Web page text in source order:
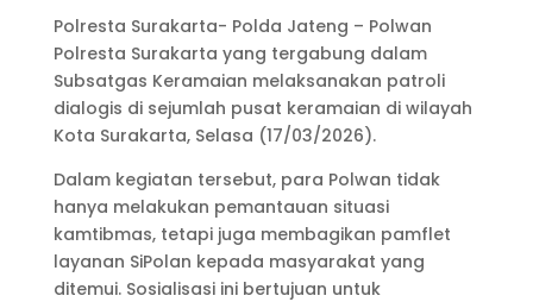
Polresta Surakarta- Polda Jateng – Polwan
Polresta Surakarta yang tergabung dalam
Subsatgas Keramaian melaksanakan patroli
dialogis di sejumlah pusat keramaian di wilayah
Kota Surakarta, Selasa (17/03/2026).
Dalam kegiatan tersebut, para Polwan tidak
hanya melakukan pemantauan situasi
kamtibmas, tetapi juga membagikan pamflet
layanan SiPolan kepada masyarakat yang
ditemui. Sosialisasi ini bertujuan untuk